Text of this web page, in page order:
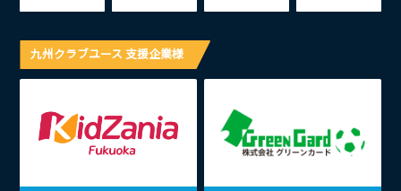
九州クラブユース 支援企業様